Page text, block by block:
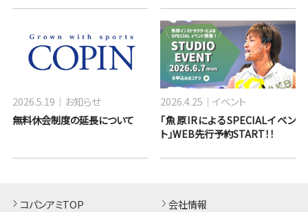
無料休会制度の延長について
2026.5.19
お知らせ
「魚原IRによるSPECIALイベン
ト」WEB先行予約START！！
2026.4.25 イベント
コパンアミTOP 会社情報